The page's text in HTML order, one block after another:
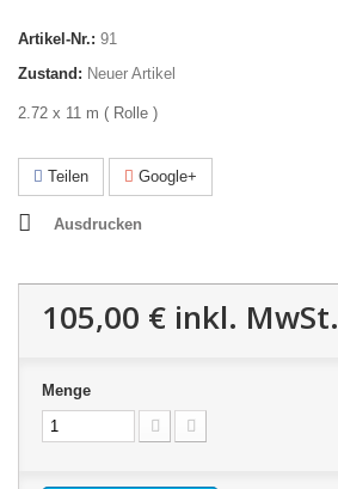
Artikel-Nr.: 91
Zustand: Neuer Artikel
2.72 x 11 m ( Rolle )
Teilen Google+
Ausdrucken
105,00 € inkl. MwSt.
Menge